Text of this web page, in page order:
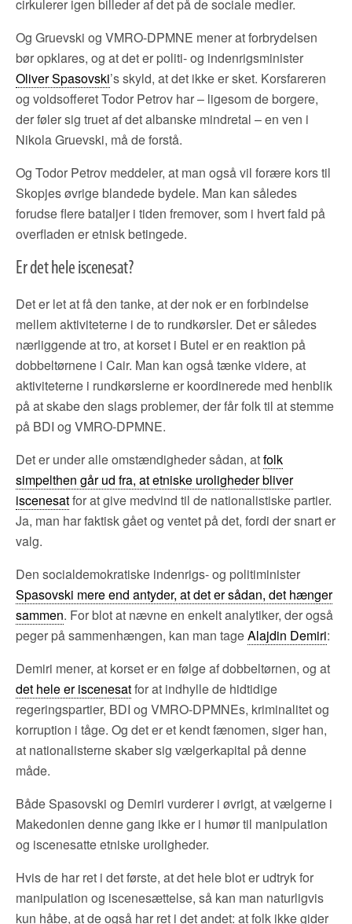
cirkulerer igen billeder af det på de sociale medier.
Og Gruevski og VMRO-DPMNE mener at forbrydelsen
bør opklares, og at det er politi- og indenrigsminister
Oliver Spasovski’s skyld, at det ikke er sket. Korsfareren
og voldsofferet Todor Petrov har – ligesom de borgere,
der føler sig truet af det albanske mindretal – en ven i
Nikola Gruevski, må de forstå.
Og Todor Petrov meddeler, at man også vil forære kors til
Skopjes øvrige blandede bydele. Man kan således
forudse flere bataljer i tiden fremover, som i hvert fald på
overfladen er etnisk betingede.
Er det hele iscenesat?
Det er let at få den tanke, at der nok er en forbindelse
mellem aktiviteterne i de to rundkørsler. Det er således
nærliggende at tro, at korset i Butel er en reaktion på
dobbeltørnene i Cair. Man kan også tænke videre, at
aktiviteterne i rundkørslerne er koordinerede med henblik
på at skabe den slags problemer, der får folk til at stemme
på BDI og VMRO-DPMNE.
Det er under alle omstændigheder sådan, atfolk
simpelthen går ud fra, at etniske uroligheder bliver
iscenesatfor at give medvind til de nationalistiske partier.
Ja, man har faktisk gået og ventet på det, fordi der snart er
valg.
Den socialdemokratiske indenrigs- og politiminister
Spasovski mere end antyder, at det er sådan, det hænger
sammen. For blot at nævne en enkelt analytiker, der også
peger på sammenhængen, kan man tageAlajdin Demiri:
Demiri mener, at korset er en følge af dobbeltørnen, og at
det hele er iscenesatfor at indhylle de hidtidige
regeringspartier, BDI og VMRO-DPMNEs, kriminalitet og
korruption i tåge. Og det er et kendt fænomen, siger han,
at nationalisterne skaber sig vælgerkapital på denne
måde.
Både Spasovski og Demiri vurderer i øvrigt, at vælgerne i
Makedonien denne gang ikke er i humør til manipulation
og iscenesatte etniske uroligheder.
Hvis de har ret i det første, at det hele blot er udtryk for
manipulation og iscenesættelse, så kan man naturligvis
kun håbe, at de også har ret i det andet: at folk ikke gider